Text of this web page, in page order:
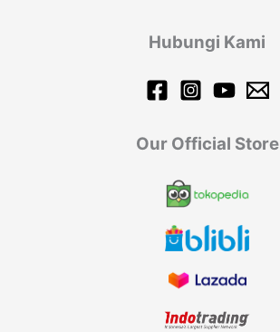
Hubungi Kami
Our Official Store